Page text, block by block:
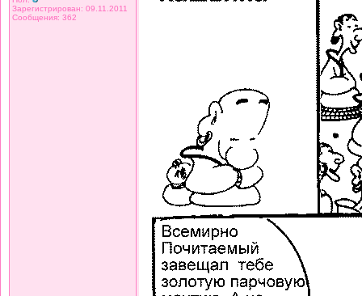
Зарегистрирован: 09.11.2011
Сообщения: 362